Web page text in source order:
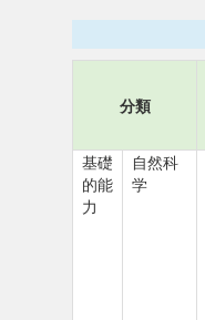
分類
基礎
的能
力
自然科
学